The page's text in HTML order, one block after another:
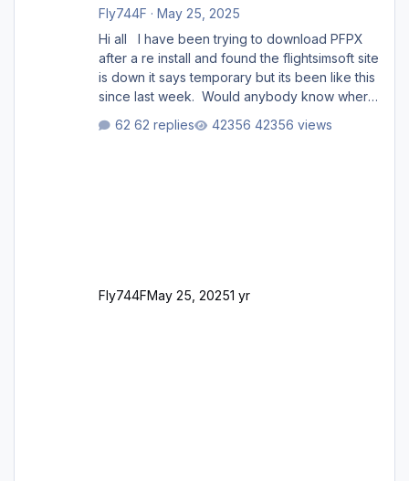
Fly744F · May 25, 2025
Hi all I have been trying to download PFPX
after a re install and found the flightsimsoft site
is down it says temporary but its been like this
since last week. Would anybody know where
support email for them either. thank you
62 replies 42356 views
Fly744FMay 25, 20251 yr